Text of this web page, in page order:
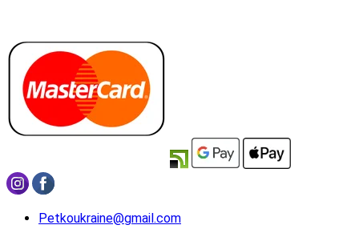
Petkoukraine@gmail.com